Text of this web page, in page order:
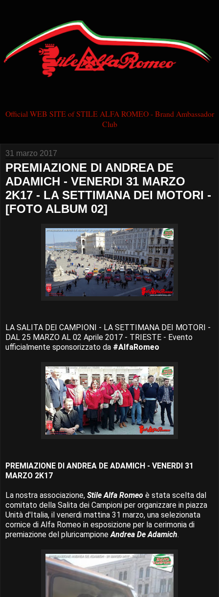
Official WEB SITE of STILE ALFA ROMEO - Brand Ambassador
Club
31 marzo 2017
PREMIAZIONE DI ANDREA DE
ADAMICH - VENERDI 31 MARZO
2K17 - LA SETTIMANA DEI MOTORI -
[FOTO ALBUM 02]
LA SALITA DEI CAMPIONI - LA SETTIMANA DEI MOTORI -
DAL 25 MARZO AL 02 Aprile 2017 - TRIESTE - Evento
ufficialmente sponsorizzato da #AlfaRomeo
PREMIAZIONE DI ANDREA DE ADAMICH - VENERDI 31
MARZO 2K17
La nostra associazione, Stile Alfa Romeo è stata scelta dal
comitato della Salita dei Campioni per organizzare in piazza
Unità d'Italia, il venerdi mattina 31 marzo, una selezionata
cornice di Alfa Romeo in esposizione per la cerimonia di
premiazione del pluricampioneAndrea De Adamich.